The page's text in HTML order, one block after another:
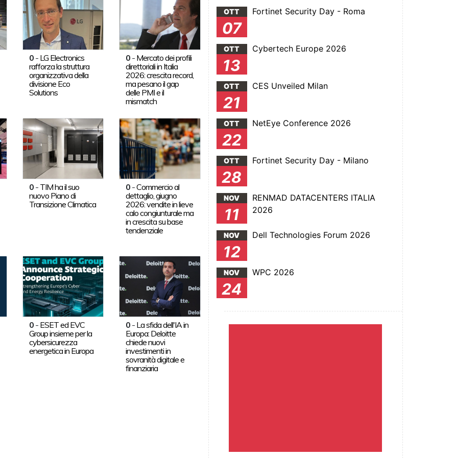
0- LG Electronics
rafforza la struttura
organizzativa della
divisione Eco
Solutions
0 - Mercato dei profili
direttoriali in Italia
2026: crescita record,
ma pesano il gap
delle PMI e il
mismatch
0- TIM ha il suo
nuovo Piano di
Transizione Climatica
0 -Commercio al
dettaglio, giugno
2026: vendite in lieve
calo congiunturale ma
in crescita su base
tendenziale
0- ESET ed EVC
Group insieme per la
cybersicurezza
energetica in Europa
0 - La sfida dell'IA in
Europa: Deloitte
chiede nuovi
investimenti in
sovranità digitale e
finanziaria
OTT
07
Fortinet Security Day - Roma
OTT
13
Cybertech Europe 2026
OTT
21
CES Unveiled Milan
OTT
22
NetEye Conference 2026
OTT
28
Fortinet Security Day - Milano
NOV
11
RENMAD DATACENTERS ITALIA
2026
NOV
12
Dell Technologies Forum 2026
NOV
24
WPC 2026